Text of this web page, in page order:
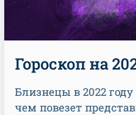
Гороскоп на
Близнецы в 2022
чем повезет